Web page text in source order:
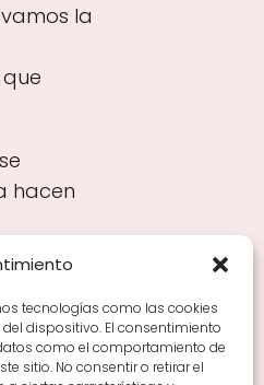
tecnologías como las cookies
dispositivo. El consentimiento
como el comportamiento de
sitio. No consentir o retirar el
la
hacen
Tipos de Rioja y
Zonas de Rioja y